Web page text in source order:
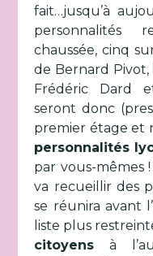
fait…jusqu’à
personnalités
chaussée, cinq
de Bernard Pivot,
Frédéric Dard
seront donc
premier étage et
personnalités
par vous-mêmes
va recueillir des
se réunira avant
liste plus
citoyens à